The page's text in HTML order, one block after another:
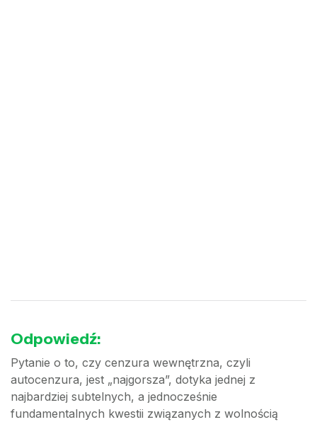
Odpowiedź:
Pytanie o to, czy cenzura wewnętrzna, czyli
autocenzura, jest „najgorsza”, dotyka jednej z
najbardziej subtelnych, a jednocześnie
fundamentalnych kwestii związanych z wolnością